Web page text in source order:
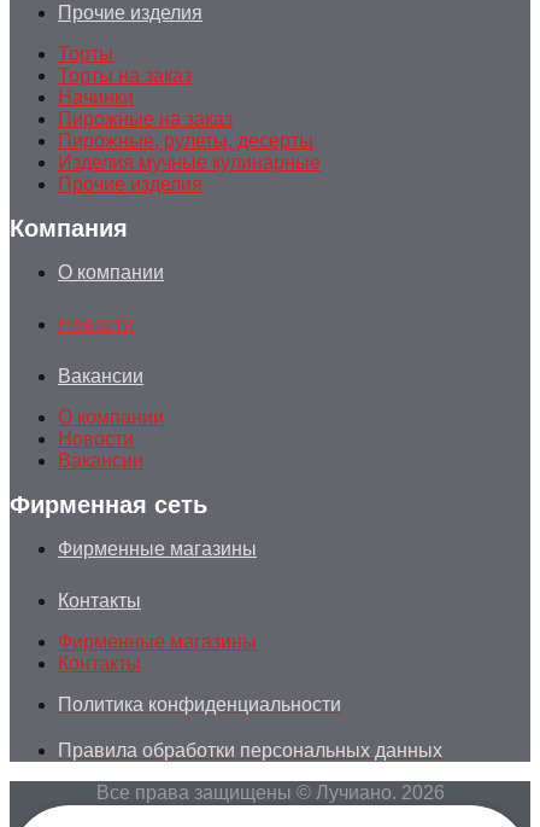
Прочие изделия
Торты
Торты на заказ
Начинки
Пирожные на заказ
Пирожные, рулеты, десерты
Изделия мучные кулинарные
Прочие изделия
Компания
О компании
Новости
Вакансии
О компании
Новости
Вакансии
Фирменная сеть
Фирменные магазины
Контакты
Фирменные магазины
Контакты
Политика конфиденциальности
Правила обработки персональных данных
Все права защищены © Лучиано. 2026